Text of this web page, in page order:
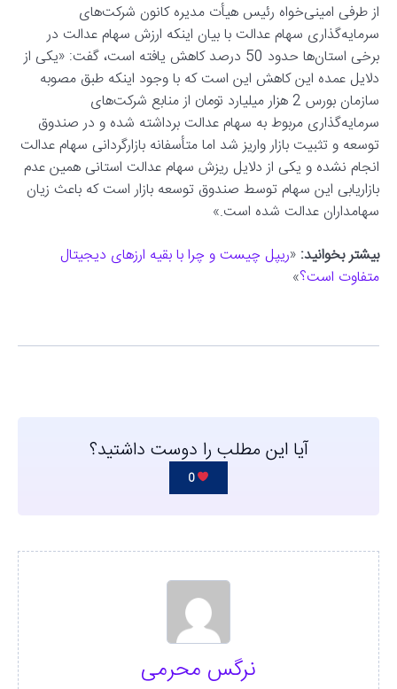
از طرفی امینی‌خواه رئیس هیأت مدیره کانون شرکت‌های
سرمایه‌گذاری سهام عدالت با بیان اینکه ارزش سهام عدالت در
برخی استان‌ها حدود 50 درصد کاهش یافته است، گفت: «یکی از
دلایل عمده این کاهش این است که با وجود اینکه طبق مصوبه
سازمان بورس 2 هزار میلیارد تومان از منابع شرکت‌های
سرمایه‌گذاری مربوط به سهام عدالت برداشته شده و در صندوق
توسعه و تثبیت بازار واریز شد اما متأسفانه بازارگردانی سهام عدالت
انجام نشده و یکی از دلایل ریزش سهام عدالت استانی همین عدم
بازاریابی این سهام توسط صندوق توسعه بازار است که باعث زیان
سهامداران عدالت شده است.»
بیشتر بخوانید: «ریپل چیست و چرا با بقیه ارزهای دیجیتال
متفاوت است؟»
آیا این مطلب را دوست داشتید؟
0
نرگس محرمی